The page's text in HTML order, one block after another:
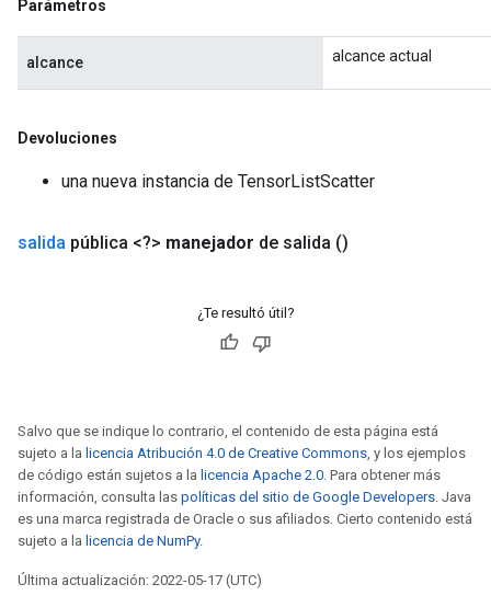
Parámetros
alcance alcance actual
Devoluciones
una nueva instancia de TensorListScatter
salida pública <?> manejador de salida ()
¿Te resultó útil?
Salvo que se indique lo contrario, el contenido de esta página está
sujeto a la licencia Atribución 4.0 de Creative Commons, y los ejemplos
de código están sujetos a la licencia Apache 2.0. Para obtener más
información, consulta las políticas del sitio de Google Developers. Java
es una marca registrada de Oracle o sus afiliados. Cierto contenido está
sujeto a la licencia de NumPy.
Última actualización: 2022-05-17 (UTC)